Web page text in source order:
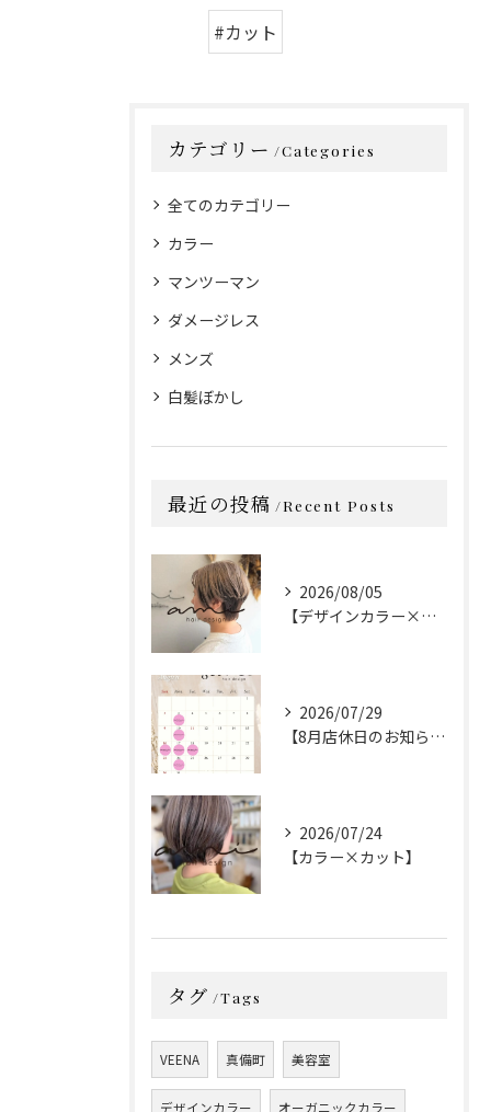
#カット
カテゴリー Categories
全てのカテゴリー
カラー
マンツーマン
ダメージレス
メンズ
白髪ぼかし
最近の投稿 Recent Posts
2026/08/05
【デザインカラー×カット】
2026/07/29
【8月店休日のお知らせ】
2026/07/24
【カラー×カット】
タグ Tags
VEENA 真備町 美容室
デザインカラー オーガニックカラー